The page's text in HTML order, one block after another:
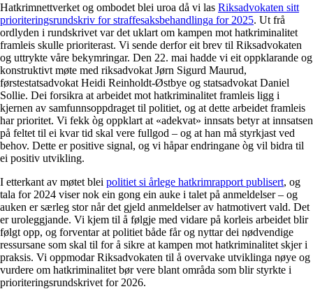
Hatkrimnettverket og ombodet blei uroa då vi las Riksadvokaten sitt
prioriteringsrundskriv for straffesaksbehandlinga for 2025. Ut frå
ordlyden i rundskrivet var det uklart om kampen mot hatkriminalitet
framleis skulle prioriterast. Vi sende derfor eit brev til Riksadvokaten
og uttrykte våre bekymringar. Den 22. mai hadde vi eit oppklarande og
konstruktivt møte med riksadvokat Jørn Sigurd Maurud,
førstestatsadvokat Heidi Reinholdt-Østbye og statsadvokat Daniel
Sollie. Dei forsikra at arbeidet mot hatkriminalitet framleis ligg i
kjernen av samfunnsoppdraget til politiet, og at dette arbeidet framleis
har prioritet. Vi fekk òg oppklart at «adekvat» innsats betyr at innsatsen
på feltet til ei kvar tid skal vere fullgod – og at han må styrkjast ved
behov. Dette er positive signal, og vi håpar endringane òg vil bidra til
ei positiv utvikling.
I etterkant av møtet blei politiet si årlege hatkrimrapport publisert, og
tala for 2024 viser nok ein gong ein auke i talet på anmeldelser – og
auken er særleg stor når det gjeld anmeldelser av hatmotivert vald. Det
er uroleggjande. Vi kjem til å følgje med vidare på korleis arbeidet blir
følgt opp, og forventar at politiet både får og nyttar dei nødvendige
ressursane som skal til for å sikre at kampen mot hatkriminalitet skjer i
praksis. Vi oppmodar Riksadvokaten til å overvake utviklinga nøye og
vurdere om hatkriminalitet bør vere blant områda som blir styrkte i
prioriteringsrundskrivet for 2026.